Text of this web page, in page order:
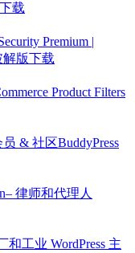
载
Premium |
解版下载
Product Filters
& 社区BuddyPress
律师和代理人
和工业 WordPress 主